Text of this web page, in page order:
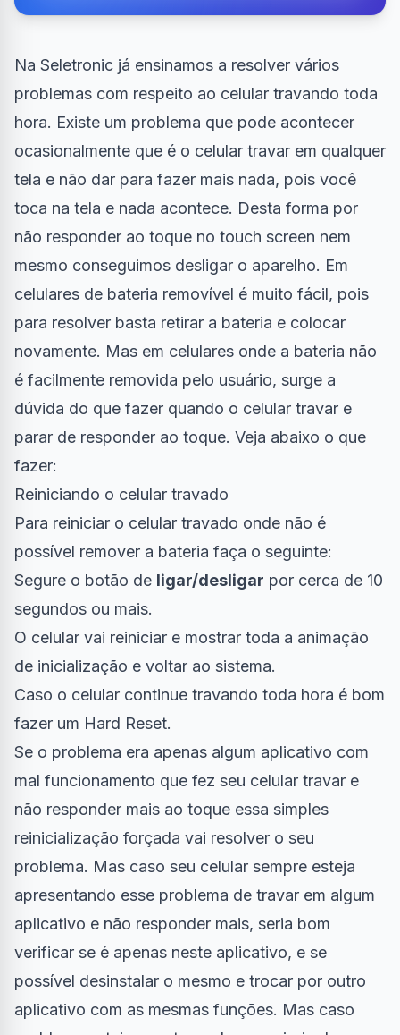
Na Seletronic já ensinamos a resolver vários
problemas com respeito ao celular travando toda
hora. Existe um problema que pode acontecer
ocasionalmente que é o celular travar em qualquer
tela e não dar para fazer mais nada, pois você
toca na tela e nada acontece. Desta forma por
não responder ao toque no touch screen nem
mesmo conseguimos desligar o aparelho. Em
celulares de bateria removível é muito fácil, pois
para resolver basta retirar a bateria e colocar
novamente. Mas em celulares onde a bateria não
é facilmente removida pelo usuário, surge a
dúvida do que fazer quando o celular travar e
parar de responder ao toque. Veja abaixo o que
fazer:
Reiniciando o celular travado
Para reiniciar o celular travado onde não é
possível remover a bateria faça o seguinte:
Segure o botão de ligar/desligar por cerca de 10
segundos ou mais.
O celular vai reiniciar e mostrar toda a animação
de inicialização e voltar ao sistema.
Caso o celular continue travando toda hora é bom
fazer um Hard Reset.
Se o problema era apenas algum aplicativo com
mal funcionamento que fez seu celular travar e
não responder mais ao toque essa simples
reinicialização forçada vai resolver o seu
problema. Mas caso seu celular sempre esteja
apresentando esse problema de travar em algum
aplicativo e não responder mais, seria bom
verificar se é apenas neste aplicativo, e se
possível desinstalar o mesmo e trocar por outro
aplicativo com as mesmas funções. Mas caso